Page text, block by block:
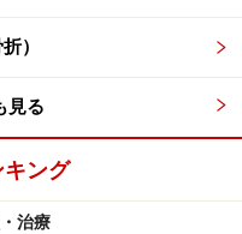
をまず行います。整復
をかけて骨折した部位
固定が必要となります
す。
）
見る
キング
治療